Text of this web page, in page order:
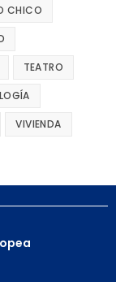
CHICO
TEATRO
VIVIENDA